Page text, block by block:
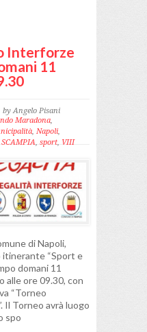
Interforze
11
by Angelo Pisani
Maradona,
, Napoli,
SCAMPIA, sport, VIII
di Napoli,
itinerante “Sport e
domani 11
alle ore 09.30, con
“Torneo
Il Torneo avrà luogo
spo